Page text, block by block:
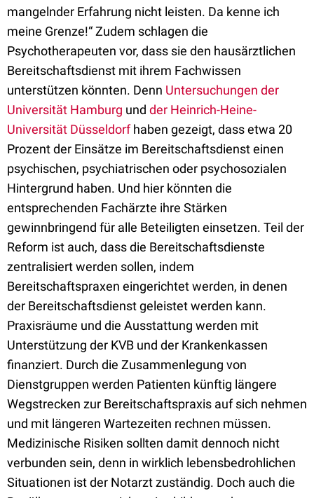
mangelnder Erfahrung nicht leisten. Da kenne ich
meine Grenze!“ Zudem schlagen die
Psychotherapeuten vor, dass sie den hausärztlichen
Bereitschaftsdienst mit ihrem Fachwissen
unterstützen könnten. Denn Untersuchungen der
Universität Hamburg und der Heinrich-Heine-
Universität Düsseldorfhaben gezeigt, dass etwa 20
Prozent der Einsätze im Bereitschaftsdienst einen
psychischen, psychiatrischen oder psychosozialen
Hintergrund haben. Und hier könnten die
entsprechenden Fachärzte ihre Stärken
gewinnbringend für alle Beteiligten einsetzen. Teil der
Reform ist auch, dass die Bereitschaftsdienste
zentralisiert werden sollen, indem
Bereitschaftspraxen eingerichtet werden, in denen
der Bereitschaftsdienst geleistet werden kann.
Praxisräume und die Ausstattung werden mit
Unterstützung der KVB und der Krankenkassen
finanziert. Durch die Zusammenlegung von
Dienstgruppen werden Patienten künftig längere
Wegstrecken zur Bereitschaftspraxis auf sich nehmen
und mit längeren Wartezeiten rechnen müssen.
Medizinische Risiken sollten damit dennoch nicht
verbunden sein, denn in wirklich lebensbedrohlichen
Situationen ist der Notarzt zuständig. Doch auch die